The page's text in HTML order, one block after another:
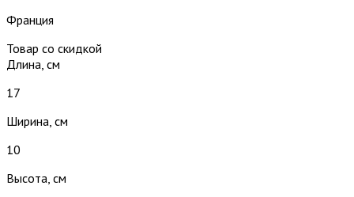
Франция
Товар со скидкой
Длина, см
17
Ширина, см
10
Высота, см